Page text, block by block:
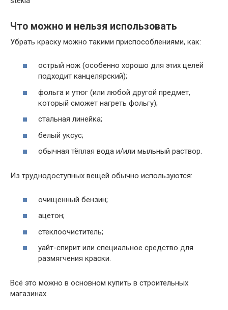
Что можно и нельзя использовать
Убрать краску можно такими приспособлениями, как:
острый нож (особенно хорошо для этих целей
подходит канцелярский);
фольга и утюг (или любой другой предмет,
который сможет нагреть фольгу);
стальная линейка;
белый уксус;
обычная тёплая вода и/или мыльный раствор.
Из труднодоступных вещей обычно используются:
очищенный бензин;
ацетон;
стеклоочиститель;
уайт-спирит или специальное средство для
размягчения краски.
Всё это можно в основном купить в строительных
магазинах.